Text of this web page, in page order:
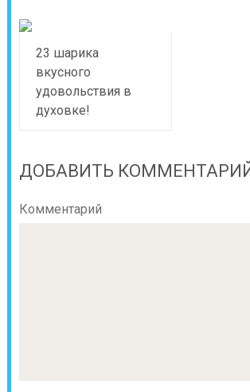
23 шарика
вкусного
удовольствия в
духовке!
ДОБАВИТЬ
Комментарий